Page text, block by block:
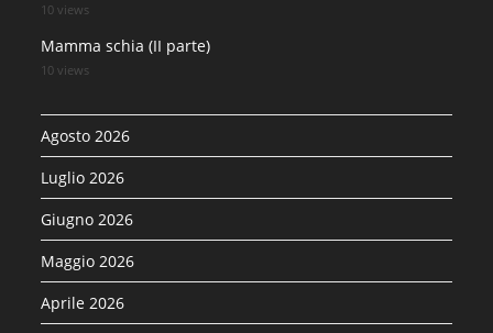
10 views
Mamma schia (II parte)
10 views
Agosto 2026
Luglio 2026
Giugno 2026
Maggio 2026
Aprile 2026